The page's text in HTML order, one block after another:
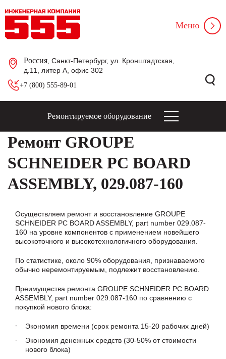
Россия , Санкт-Петербург, ул. Кронштадтская,
д.11, литер А, офис 302
+7 (800) 555-89-01
Меню
Ремонтируемое оборудование
Ремонт GROUPE
SCHNEIDER PC BOARD
ASSEMBLY, 029.087-160
Осуществляем ремонт и восстановление GROUPE
SCHNEIDER PC BOARD ASSEMBLY, part number 029.087-
160 на уровне компонентов с применением новейшего
высокоточного и высокотехнологичного оборудования.
По статистике, около 90% оборудования, признаваемого
обычно неремонтируемым, подлежит восстановлению.
Преимущества ремонта GROUPE SCHNEIDER PC BOARD
ASSEMBLY, part number 029.087-160 по сравнению с
покупкой нового блока:
Экономия времени (срок ремонта 15-20 рабочих дней)
Экономия денежных средств (30-50% от стоимости
нового блока)